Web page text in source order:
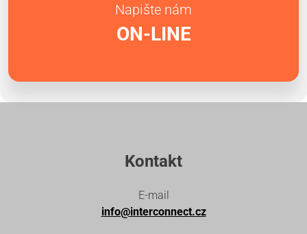
Napište nám
ON-LINE
Kontakt
E-mail
info@interconnect.cz